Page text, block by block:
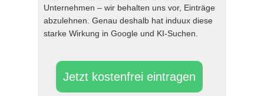
Jetzt kostenfrei eintragen
Unternehmen – wir behalten uns vor, Einträge
abzulehnen. Genau deshalb hat induux diese
starke Wirkung in Google und KI-Suchen.